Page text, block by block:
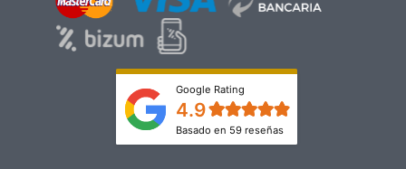
Google Rating
4.9
Basado en 59 reseñas